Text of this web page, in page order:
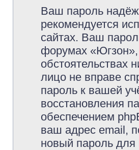
Ваш пароль
рекомендуется
сайтах. Ваш
форумах «Югзон»,
обстоятельствах
лицо не вправе
пароль к вашей
восстановления
обеспечением
ваш адрес email,
новый пароль для